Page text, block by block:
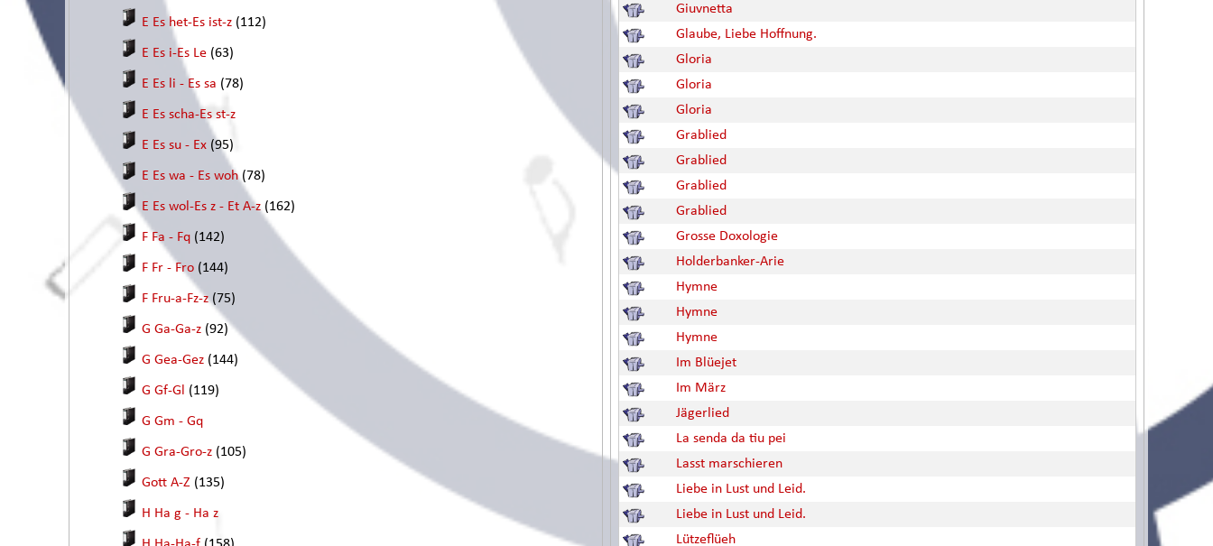
E Es het-Es ist-z (112)
E Es i-Es Le (63)
E Es li - Es sa (78)
E Es scha-Es st-z
E Es su - Ex (95)
E Es wa - Es woh(78)
E Es wol-Es z - Et A-z (162)
F Fa - Fq (142)
F Fr - Fro (144)
F Fru-a-Fz-z(75)
G Ga-Ga-z (92)
G Gea-Gez (144)
G Gf-Gl (119)
G Gm - Gq
G Gra-Gro-z (105)
Gott A-Z (135)
H Ha g - Ha z
Giuvnetta
Glaube, Liebe Hoffnung.
Gloria
Gloria
Gloria
Grablied
Grablied
Grablied
Grablied
Grosse Doxologie
Holderbanker-Arie
Hymne
Hymne
Hymne
Im Blüejet
Im März
Jägerlied
La senda da tiu pei
Lasst marschieren
Liebe in Lust und Leid.
Liebe in Lust und Leid.
Lützeflüeh